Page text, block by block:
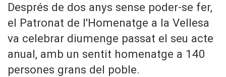
Després de dos anys sense poder-se fer,
el Patronat de l'Homenatge a la Vellesa
va celebrar diumenge passat el seu acte
anual, amb un sentit homenatge a 140
persones grans del poble.